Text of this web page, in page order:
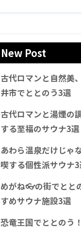
New Post
古代ロマンと自然美
井市でととのう3選
古代ロマンと湯煙の
する至福のサウナ3選
あわら温泉だけじゃ
喫する個性派サウナ
めがね👓の街でとと
すめサウナ施設3選
恐竜王国でととのう